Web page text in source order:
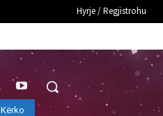
Hyrje / Regjistrohu
Kërko